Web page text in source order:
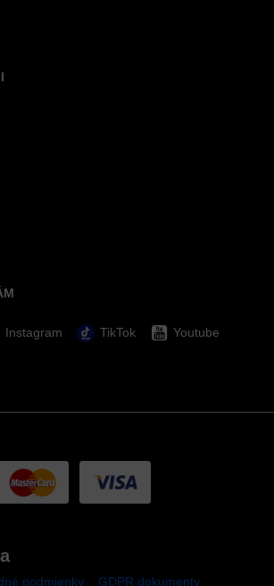
Instagram TikTok Youtube
podmienky GDPR dokumenty